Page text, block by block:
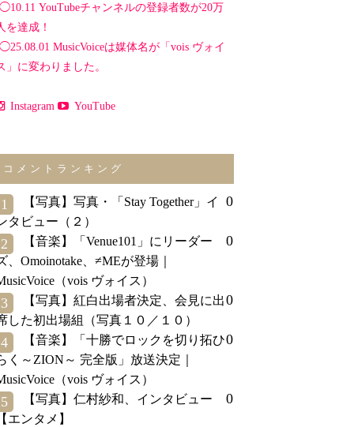
◯10.11 YouTubeチャンネルの登録者数が20万
を達成！
◯25.08.01 MusicVoiceは媒体名が「vois ヴォイ
」に変わりました。
Instagram YouTube
コメントランキング
1
【写真】写真・「Stay Together」イ
タビュー（２）
0
2
【音楽】「Venue101」にリーダー
、Omoinotake、≠MEが登場｜
（vois ヴォイス）
0
3
【写真】紅白出場者決定、会見に出
した初出場組（写真１０／１０）
0
4
【音楽】「十勝でロックを切り拓ひ
く～ZION～ 完全版」放送決定｜
（vois ヴォイス）
0
5
【写真】仁村紗和、インタビュー
エンタメ】
0